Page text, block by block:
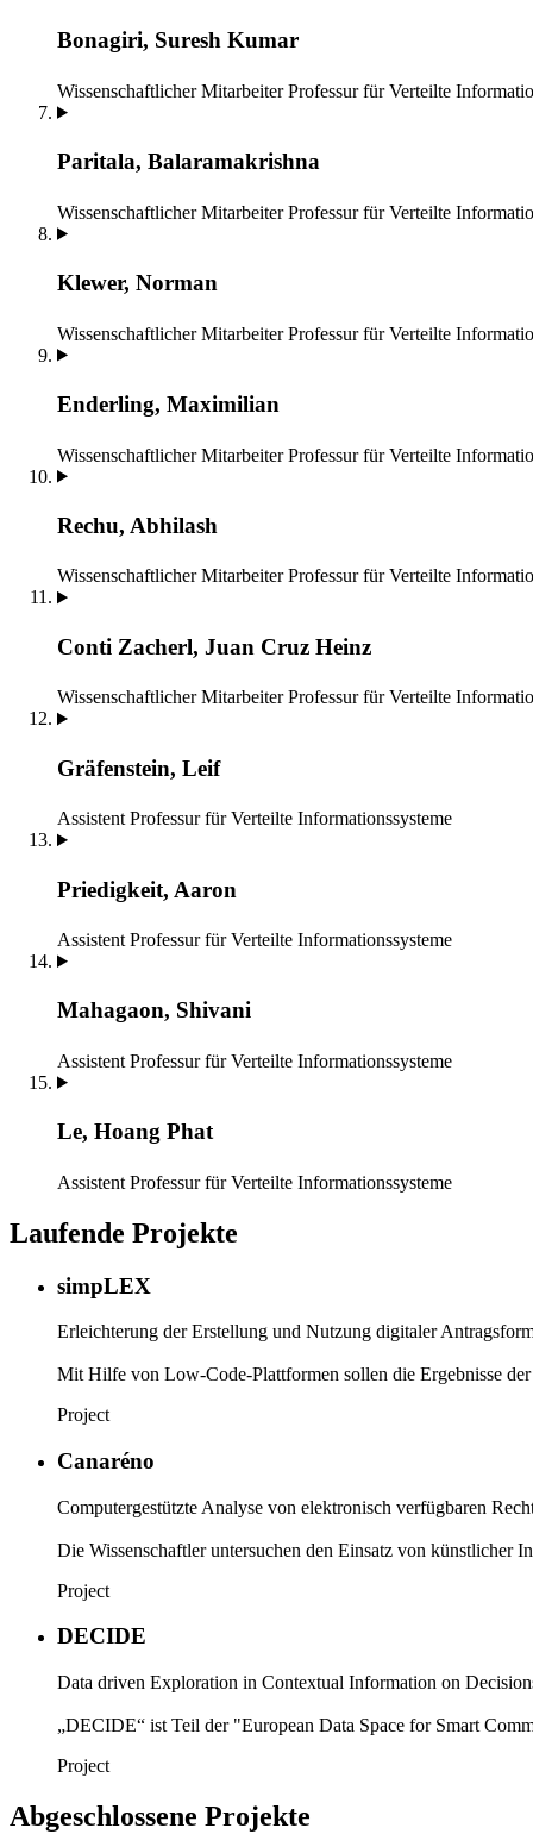
Bonagiri, Suresh Kumar
Wissenschaftlicher Mitarbeiter Professur für Verteilte
Paritala, Balaramakrishna
Wissenschaftlicher Mitarbeiter Professur für Verteilte
Klewer, Norman
Wissenschaftlicher Mitarbeiter Professur für Verteilte
Enderling, Maximilian
Wissenschaftlicher Mitarbeiter Professur für Verteilte
Rechu, Abhilash
Wissenschaftlicher Mitarbeiter Professur für Verteilte
Conti Zacherl, Juan Cruz Heinz
Wissenschaftlicher Mitarbeiter Professur für Verteilte
Gräfenstein, Leif
Assistent Professur für Verteilte Informationssysteme
Priedigkeit, Aaron
Assistent Professur für Verteilte Informationssysteme
Mahagaon, Shivani
Assistent Professur für Verteilte Informationssysteme
Le, Hoang Phat
Assistent Professur für Verteilte Informationssysteme
Laufende Projekte
simpLEX
Erleichterung der Erstellung und Nutzung digitaler
Mit Hilfe von Low-Code-Plattformen sollen die Ergebnisse
Project
Canaréno
Computergestützte Analyse von elektronisch verfügbaren
Die Wissenschaftler untersuchen den Einsatz von künstlicher
Project
DECIDE
Data driven Exploration in Contextual Information on
„DECIDE“ ist Teil der "European Data Space for Smart
Project
Abgeschlossene Projekte